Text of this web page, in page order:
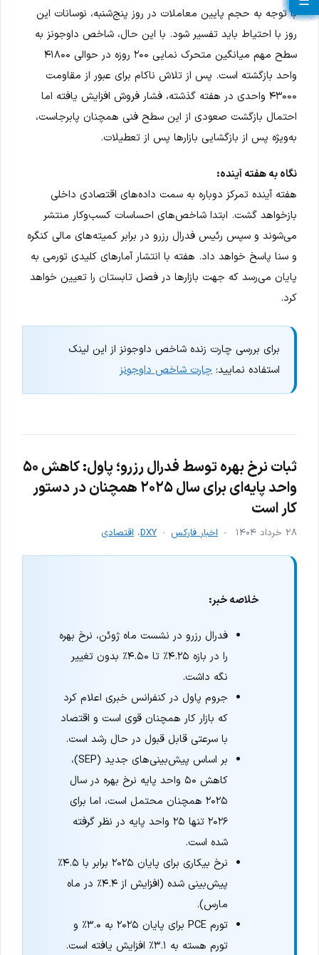
با توجه به حجم پایین معاملات در روز پنج‌شنبه، نوسانات این
روز با احتیاط باید تفسیر شود. با این حال، شاخص داوجونز به
سطح مهم میانگین متحرک نمایی ۲۰۰ روزه در حوالی ۴۱۸۰۰
واحد بازگشته است. پس از تلاش ناکام برای عبور از مقاومت
۴۳۰۰۰ واحدی در هفته گذشته، فشار فروش افزایش یافته اما
احتمال بازگشت صعودی از این سطح فنی همچنان پابرجاست،
به‌ویژه پس از بازگشایی بازارها پس از تعطیلات.
نگاه به هفته آینده:
هفته آینده تمرکز دوباره به سمت داده‌های اقتصادی داخلی
بازخواهد گشت. ابتدا شاخص‌های احساسات کسب‌وکار منتشر
می‌شوند و سپس رئیس فدرال رزرو در برابر کمیته‌های مالی کنگره
و سنا پاسخ خواهد داد. هفته با انتشار آمارهای کلیدی تورمی به
پایان می‌رسد که جهت بازارها در فصل تابستان را تعیین خواهد
کرد.
برای بررسی چارت زنده شاخص داوجونز از این لینک
استفاده نمایید: چارت شاخص داوجونز
ثبات نرخ بهره توسط فدرال رزرو؛ پاول: کاهش ۵۰
واحد پایه‌ای برای سال ۲۰۲۵ همچنان در دستور
کار است
۲۸ خرداد ۱۴۰۴ اخبار فارکس DXY، اقتصادی
خلاصه خبر:
فدرال رزرو در نشست ماه ژوئن، نرخ بهره
را در بازه ۴.۲۵٪ تا ۴.۵۰٪ بدون تغییر
نگه داشت.
جروم پاول در کنفرانس خبری اعلام کرد
که بازار کار همچنان قوی است و اقتصاد
با سرعتی قابل قبول در حال رشد است.
بر اساس پیش‌بینی‌های جدید (SEP)،
کاهش ۵۰ واحد پایه نرخ بهره در سال
۲۰۲۵ همچنان محتمل است، اما برای
۲۰۲۶ تنها ۲۵ واحد پایه در نظر گرفته
شده است.
نرخ بیکاری برای پایان ۲۰۲۵ برابر با ۴.۵٪
پیش‌بینی شده (افزایش از ۴.۴٪ در ماه
مارس).
تورم PCE برای پایان ۲۰۲۵ به ۳.۰٪ و
تورم هسته به ۳.۱٪ افزایش یافته است.